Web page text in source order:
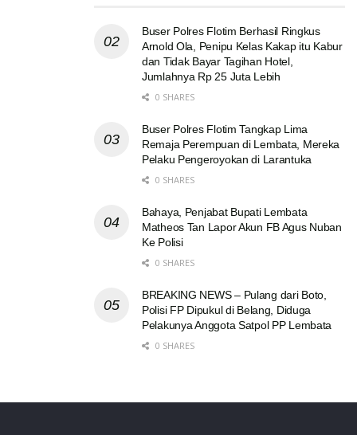
Buser Polres Flotim Berhasil Ringkus
Arnold Ola, Penipu Kelas Kakap itu Kabur
dan Tidak Bayar Tagihan Hotel,
Jumlahnya Rp 25 Juta Lebih
0 SHARES
Buser Polres Flotim Tangkap Lima
Remaja Perempuan di Lembata, Mereka
Pelaku Pengeroyokan di Larantuka
0 SHARES
Bahaya, Penjabat Bupati Lembata
Matheos Tan Lapor Akun FB Agus Nuban
Ke Polisi
0 SHARES
BREAKING NEWS – Pulang dari Boto,
Polisi FP Dipukul di Belang, Diduga
Pelakunya Anggota Satpol PP Lembata
0 SHARES